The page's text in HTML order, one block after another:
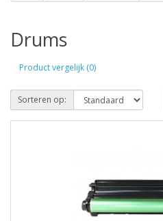
Drums
Product vergelijk (0)
Sorteren op: